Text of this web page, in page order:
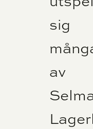
sig
av